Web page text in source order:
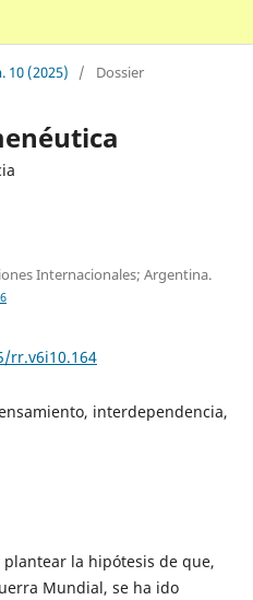
10 (2025) / Dossier
Internacionales; Argentina.
rr.v6i10.164
interdependencia,
la hipótesis de que,
Mundial, se ha ido